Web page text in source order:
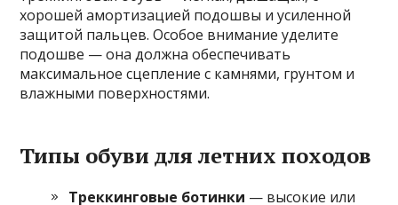
хорошей амортизацией подошвы и усиленной
защитой пальцев. Особое внимание уделите
подошве — она должна обеспечивать
максимальное сцепление с камнями, грунтом и
влажными поверхностями.
Типы обуви для летних походов
Треккинговые ботинки — высокие или